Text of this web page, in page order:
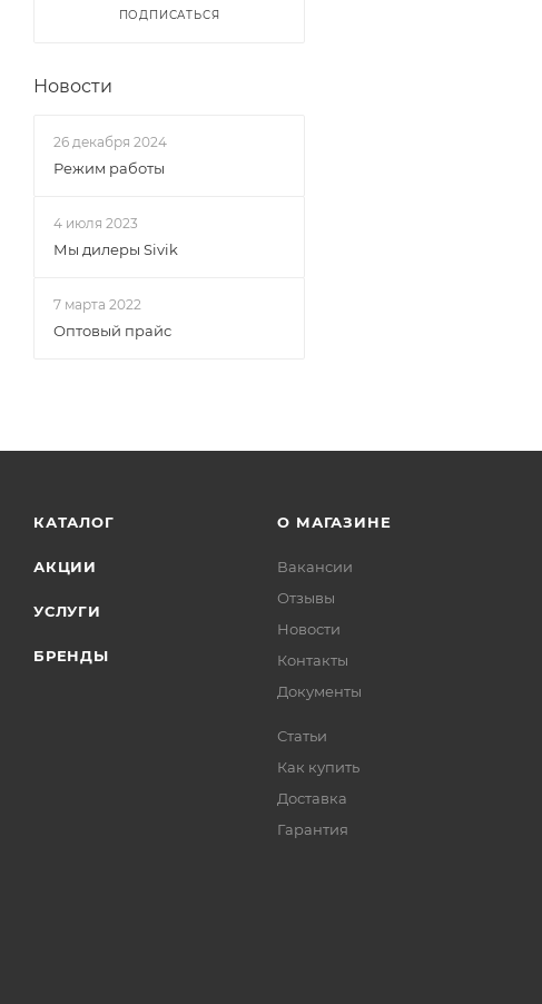
ПОДПИСАТЬСЯ
Новости
26 декабря 2024
Режим работы
4 июля 2023
Мы дилеры Sivik
7 марта 2022
Оптовый прайс
КАТАЛОГ
АКЦИИ
УСЛУГИ
БРЕНДЫ
О МАГАЗИНЕ
Вакансии
Отзывы
Новости
Контакты
Документы
Статьи
Как купить
Доставка
Гарантия